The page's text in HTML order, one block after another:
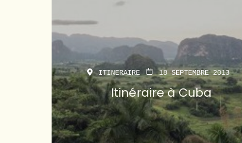
ITINERAIRE 18 SEPTEMBRE 2013
Itinéraire à Cuba